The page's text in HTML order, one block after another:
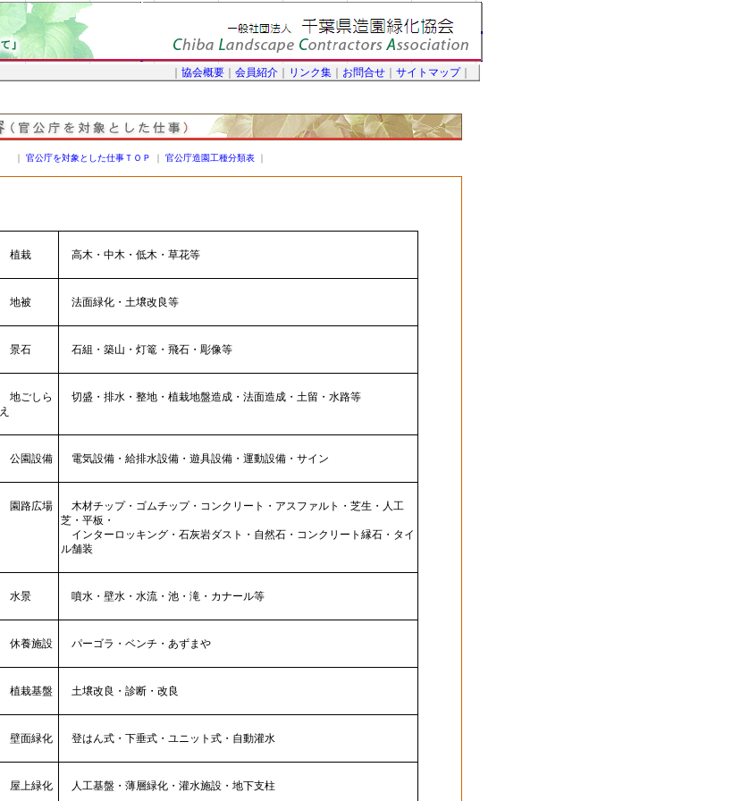
協会概要 会員紹介 リンク集 お問合せ サイトマップ｜
｜ 官公庁を対象とした仕事ＴＯＰ ｜ 官公庁造園工種分類表 ｜
植栽 高木・中木・低木・草花等
地被 法面緑化・土壌改良等
景石 石組・築山・灯篭・飛石・彫像等
地ごしら
え
切盛・排水・整地・植栽地盤造成・法面造成・土留・水路等
公園設備 電気設備・給排水設備・遊具設備・運動設備・サイン
園路広場
木材チップ・ゴムチップ・コンクリート・アスファルト・芝生・人工
芝・平板・
インターロッキング・石灰岩ダスト・自然石・コンクリート縁石・タイ
ル舗装
水景 噴水・壁水・水流・池・滝・カナール等
休養施設 パーゴラ・ベンチ・あずまや
植栽基盤 土壌改良・診断・改良
壁面緑化 登はん式・下垂式・ユニット式・自動灌水
屋上緑化 人工基盤・薄層緑化・灌水施設・地下支柱